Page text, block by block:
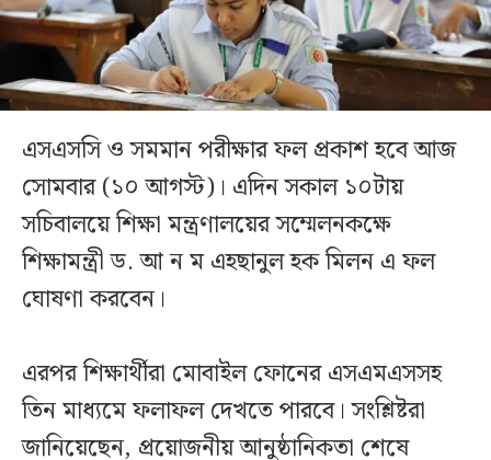
এসএসসি ও সমমান পরীক্ষার ফল প্রকাশ হবে আজ
সোমবার (১০ আগস্ট)। এদিন সকাল ১০টায়
সচিবালয়ে শিক্ষা মন্ত্রণালয়ের সম্মেলনকক্ষে
শিক্ষামন্ত্রী ড. আ ন ম এহছানুল হক মিলন এ ফল
ঘোষণা করবেন।
এরপর শিক্ষার্থীরা মোবাইল ফোনের এসএমএসসহ
তিন মাধ্যমে ফলাফল দেখতে পারবে। সংশ্লিষ্টরা
জানিয়েছেন, প্রয়োজনীয় আনুষ্ঠানিকতা শেষে